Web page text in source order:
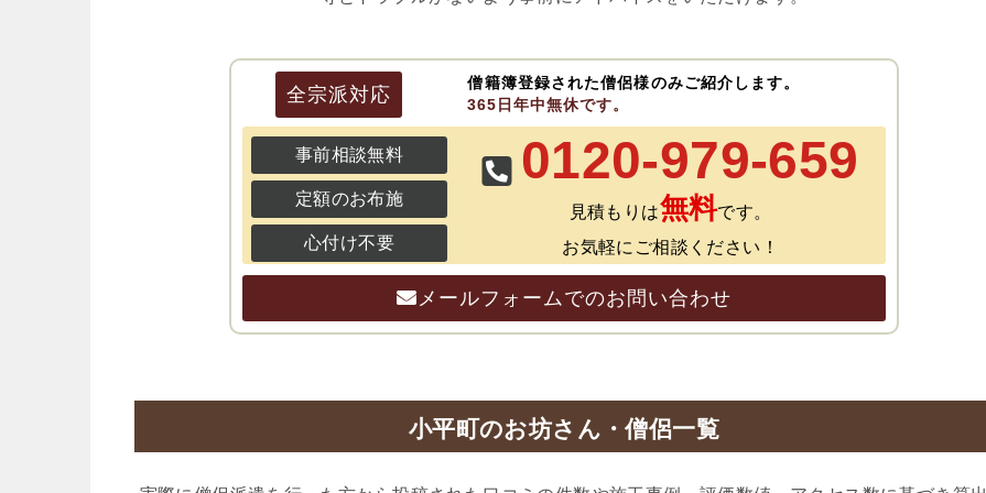
全宗派対応
僧籍簿登録された僧侶様のみご紹介します。
365日年中無休です。
事前相談無料
定額のお布施
心付け不要
0120-979-659
見積もりは無料です。
お気軽にご相談ください！
メールフォームでのお問い合わせ
小平町のお坊さん・僧侶一覧